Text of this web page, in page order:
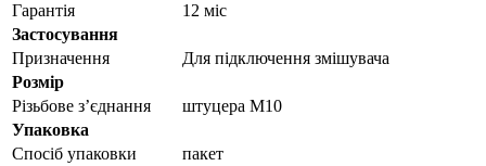
Гарантія
12 міс
Застосування
Призначення
Для підключення змішувача
Розмір
Різьбове з’єднання
штуцера M10
Упаковка
Спосіб упаковки
пакет